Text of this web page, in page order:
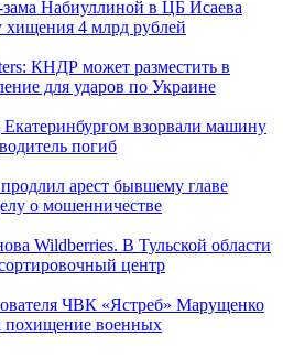
Набиуллиной в ЦБ Исаева
хищения 4 млрд рублей
КНДР может разместить в
для ударов по Украине
взорвали машину
погиб
арест бывшему главе
о мошенничестве
Wildberries. В Тульской области
центр
ЧВК «Ястреб» Марущенко
похищение военных